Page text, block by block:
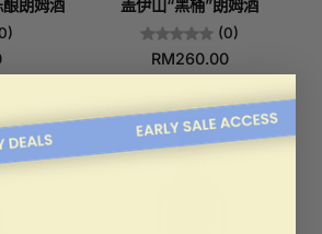
朗姆酒 盖伊山“黑桶”朗姆酒
(0)
RM260.00